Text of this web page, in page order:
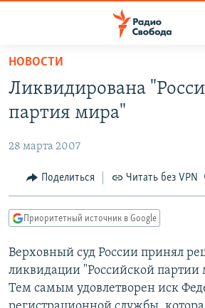
упрощенного
доступа
основному
Вернутся
главной
навигации
Вернутся
поиску
ПОДКАСТЫ
АВТОРСКИЕ ПРОЕКТЫ
ЦИТАТЫ СВОБОДЫ
МНЕНИЯ
IDEL.РЕАЛИИ
КАВКАЗ.РЕАЛИИ
СЕВЕР.РЕАЛИИ
НОВОСТИ
Ликвидирована
партия мира"
28 марта 2007
Поделиться Читать без VPN
Приоритетный источник в Google
Верховный суд России принял
ликвидации "Российской партии
Тем самым удовлетворен иск